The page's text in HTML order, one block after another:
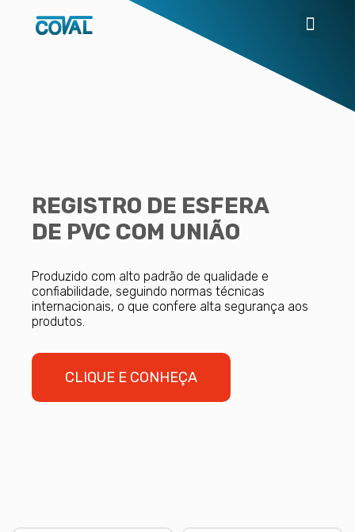
REGISTRO DE ESFERA
DE PVC COM UNIÃO
Produzido com alto padrão de qualidade e
confiabilidade, seguindo normas técnicas
internacionais, o que confere alta segurança aos
produtos.
CLIQUE E CONHEÇA